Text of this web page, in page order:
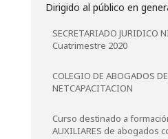
Dirigido al público en
SECRETARIADO JURIDICO
Cuatrimestre 2020
COLEGIO DE ABOGADOS
NETCAPACITACION
Curso destinado a
AUXILIARES de abogados